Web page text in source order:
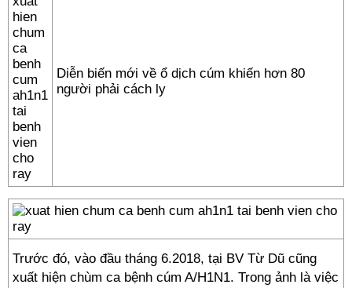
Diễn biến mới về ổ dịch cúm khiến hơn 80
người phải cách ly
Trước đó, vào đầu tháng 6.2018, tại BV Từ Dũ cũng
xuất hiện chùm ca bệnh cúm A/H1N1. Trong ảnh là việc